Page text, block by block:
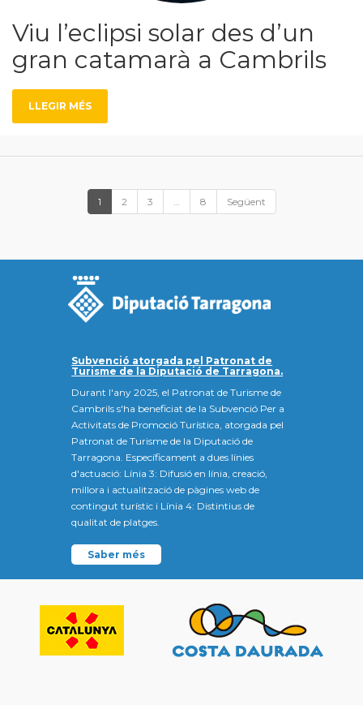
Viu l’eclipsi solar des d’un
gran catamarà a Cambrils
LLEGIR MÉS
1 2 3 … 8 Següent
Subvenció atorgada pel Patronat de
Turisme de la Diputació de Tarragona.
Durant l'any 2025, el Patronat de Turisme de
Cambrils s'ha beneficiat de la Subvenció Per a
Activitats de Promoció Turística, atorgada pel
Patronat de Turisme de la Diputació de
Tarragona. Específicament a dues línies
d'actuació: Línia 3: Difusió en línia, creació,
millora i actualització de pàgines web de
contingut turístic i Línia 4: Distintius de
qualitat de platges.
Saber més